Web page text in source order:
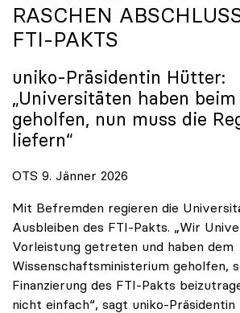
RASCHEN
FTI-PAKTS
uniko-Präsidentin Hütter:
„Universitäten haben beim
geholfen, nun muss die
liefern“
OTS 9. Jänner 2026
Mit Befremden regieren die
Ausbleiben des FTI-Pakts. „Wir
Vorleistung getreten und haben dem
Wissenschaftsministerium geholfen,
Finanzierung des FTI-Pakts
nicht einfach“, sagt uniko-